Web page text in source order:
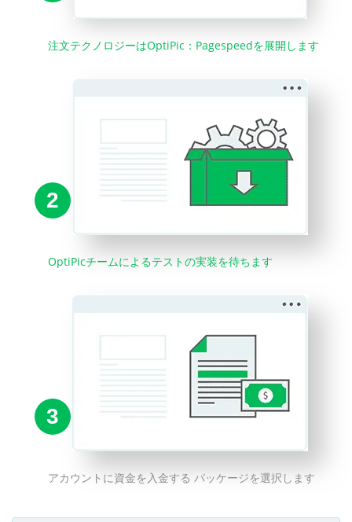
注文テクノロジーはOptiPic：Pagespeedを展開します
2
OptiPicチームによるテストの実装を待ちます
3
アカウントに資金を入金する パッケージを選択します